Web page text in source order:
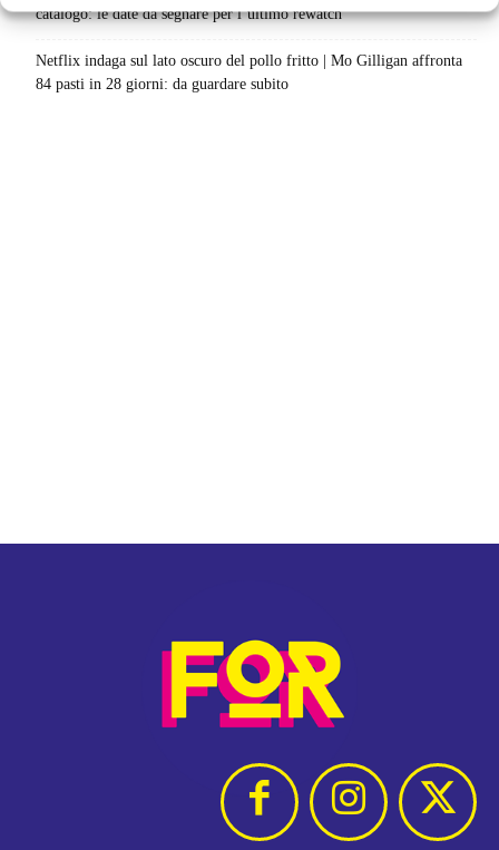
catalogo: le date da segnare per l’ultimo rewatch
Netflix indaga sul lato oscuro del pollo fritto | Mo Gilligan affronta
84 pasti in 28 giorni: da guardare subito